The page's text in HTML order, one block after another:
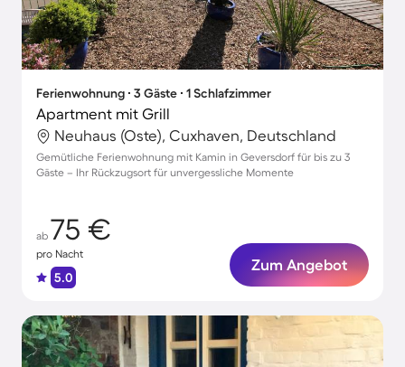
Ferienwohnung ∙ 3 Gäste ∙ 1 Schlafzimmer
Apartment mit Grill
Neuhaus (Oste), Cuxhaven, Deutschland
Gemütliche Ferienwohnung mit Kamin in Geversdorf für bis zu 3
Gäste – Ihr Rückzugsort für unvergessliche Momente
ab 75 €
pro Nacht
5.0
Zum Angebot